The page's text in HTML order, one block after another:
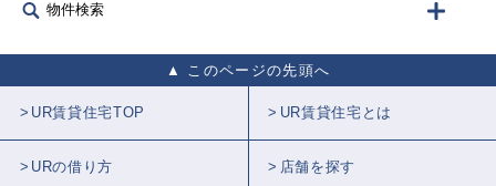
物件検索
このページの先頭へ
UR賃貸住宅TOP UR賃貸住宅とは
URの借り方 店舗を探す